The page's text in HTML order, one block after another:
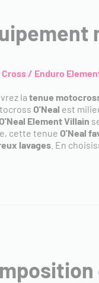
Cross / Enduro
la tenue
O'Neal est
Element Villain
cette tenue O'Neal
lavages . En